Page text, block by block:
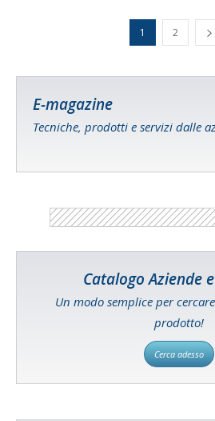
1 2
E-magazine
Tecniche, prodotti e servizi dalle
Catalogo Aziende
Un modo semplice per
prodotto!
Cerca adesso